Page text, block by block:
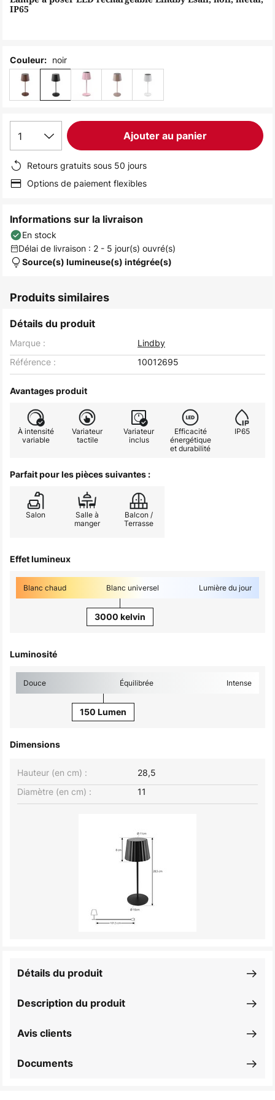
images
IP65
Couleur: noir
1 Ajouter au panier
Retours gratuits sous 50 jours
Options de paiement flexibles
Informations sur la livraison
En stock
Délai de livraison : 2 - 5 jour(s) ouvré(s)
Source(s) lumineuse(s) intégrée(s)
Produits similaires
Détails du produit
Marque :
Lindby
Référence :
10012695
Avantages produit
À intensité
variable
Variateur
tactile
Variateur
inclus
Efficacité
énergétique
et durabilité
IP65
Parfait pour les pièces suivantes :
Salon
Salle à
manger
Balcon /
Terrasse
Effet lumineux
Blanc chaud Blanc universel Lumière du jour
3000 kelvin
Luminosité
Douce Équilibrée Intense
150 Lumen
Dimensions
Hauteur (en cm) :
28,5
Diamètre (en cm) :
11
Description du produit
Détails du produit
Avis clients
Documents